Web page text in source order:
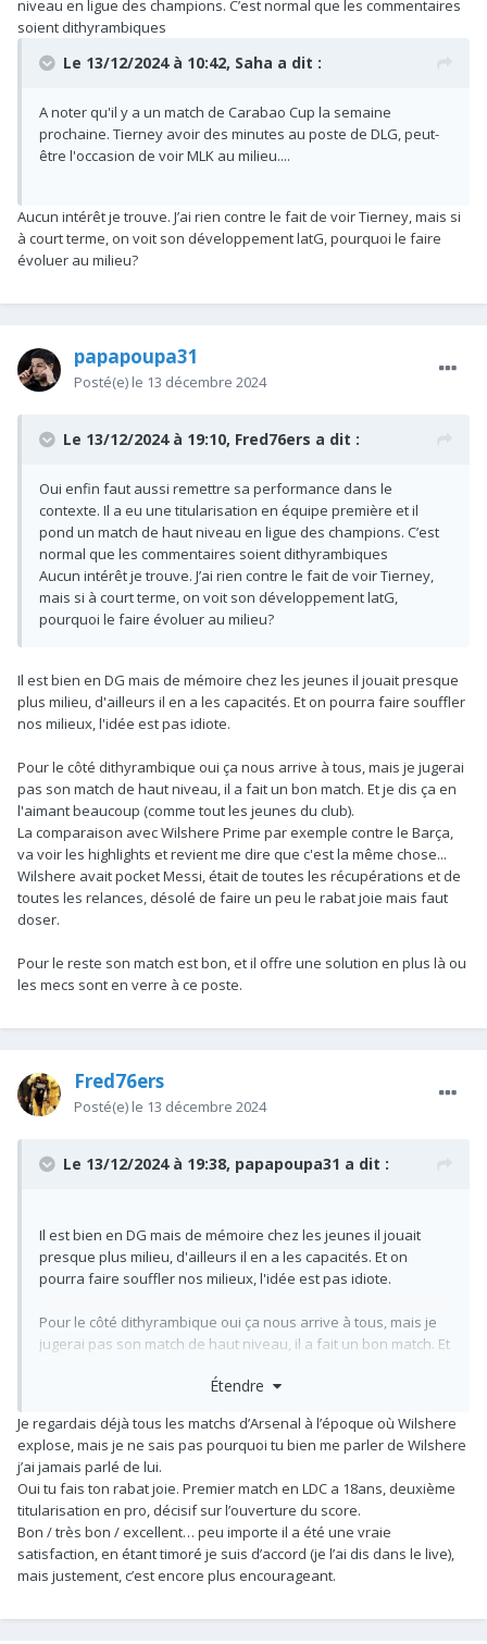
à son âge, un vrai leader sur le terrain, espérons pour lui une
carrière différente par contre.
niveau en ligue des champions. C’est normal que les commentaires
soient dithyrambiques
Le 13/12/2024 à 10:42, Saha a dit :
A noter qu'il y a un match de Carabao Cup la semaine
prochaine. Tierney avoir des minutes au poste de DLG, peut-
être l'occasion de voir MLK au milieu....
Aucun intérêt je trouve. J’ai rien contre le fait de voir Tierney, mais si
à court terme, on voit son développement latG, pourquoi le faire
évoluer au milieu?
papapoupa31
Posté(e) le 13 décembre 2024
Le 13/12/2024 à 19:10, Fred76ers a dit :
Oui enfin faut aussi remettre sa performance dans le
contexte. Il a eu une titularisation en équipe première et il
pond un match de haut niveau en ligue des champions. C’est
normal que les commentaires soient dithyrambiques
Aucun intérêt je trouve. J’ai rien contre le fait de voir Tierney,
mais si à court terme, on voit son développement latG,
pourquoi le faire évoluer au milieu?
Il est bien en DG mais de mémoire chez les jeunes il jouait presque
plus milieu, d'ailleurs il en a les capacités. Et on pourra faire souffler
nos milieux, l'idée est pas idiote.
Pour le côté dithyrambique oui ça nous arrive à tous, mais je jugerai
pas son match de haut niveau, il a fait un bon match. Et je dis ça en
l'aimant beaucoup (comme tout les jeunes du club).
La comparaison avec Wilshere Prime par exemple contre le Barça,
va voir les highlights et revient me dire que c'est la même chose...
Wilshere avait pocket Messi, était de toutes les récupérations et de
toutes les relances, désolé de faire un peu le rabat joie mais faut
doser.
Pour le reste son match est bon, et il offre une solution en plus là ou
les mecs sont en verre à ce poste.
Fred76ers
Posté(e) le 13 décembre 2024
Le 13/12/2024 à 19:38, papapoupa31 a dit :
Il est bien en DG mais de mémoire chez les jeunes il jouait
presque plus milieu, d'ailleurs il en a les capacités. Et on
pourra faire souffler nos milieux, l'idée est pas idiote.
Pour le côté dithyrambique oui ça nous arrive à tous, mais je
jugerai pas son match de haut niveau, il a fait un bon match. Et
Barça, va voir les highlights et revient me dire que c'est la
même chose... Wilshere avait pocket Messi, était de toutes les
récupérations et de toutes les relances, désolé de faire un
peu le rabat joie mais faut doser.
Pour le reste son match est bon, et il offre une solution en plus
là ou les mecs sont en verre à ce poste.
Étendre
Je regardais déjà tous les matchs d’Arsenal à l’époque où Wilshere
explose, mais je ne sais pas pourquoi tu bien me parler de Wilshere
j’ai jamais parlé de lui.
Oui tu fais ton rabat joie. Premier match en LDC a 18ans, deuxième
titularisation en pro, décisif sur l’ouverture du score.
Bon / très bon / excellent… peu importe il a été une vraie
satisfaction, en étant timoré je suis d’accord (je l’ai dis dans le live),
mais justement, c’est encore plus encourageant.